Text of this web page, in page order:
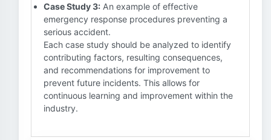
Case Study 3: An example of effective
emergency response procedures preventing a
serious accident.
Each case study should be analyzed to identify
contributing factors, resulting consequences,
and recommendations for improvement to
prevent future incidents. This allows for
continuous learning and improvement within the
industry.